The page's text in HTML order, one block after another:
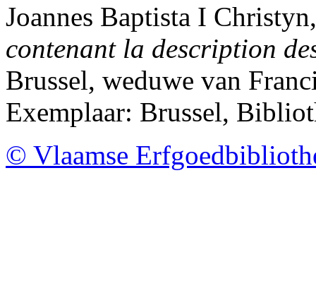
Joannes Baptista I
contenant la description
Brussel, weduwe van
Exemplaar: Brussel,
© Vlaamse